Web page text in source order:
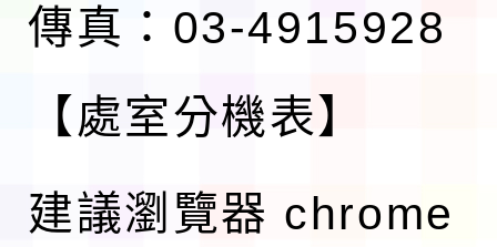
傳真：03-4915928
【處室分機表】
建議瀏覽器 chrome